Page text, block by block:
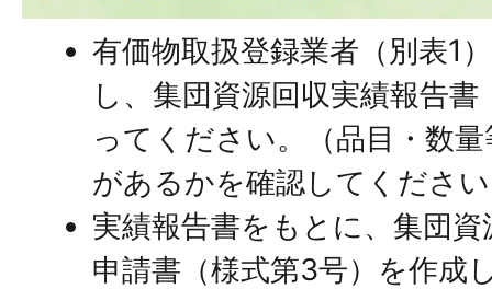
有価物取扱登録業者（別表1
し、集団資源回収実績報告
ってください。（品目・数
があるかを確認してくださ
実績報告書をもとに、集団
申請書（様式第3号）を作成